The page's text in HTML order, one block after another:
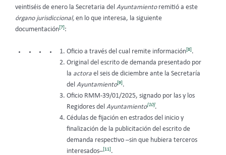
veintiséis de enero la Secretaria del Ayuntamiento remitió a este
órgano jurisdiccional, en lo que interesa, la siguiente
documentación[7]:
Oficio a través del cual remite información[8].
Original del escrito de demanda presentado por
la actorael seis de diciembre ante la Secretaría
delAyuntamiento[9].
Oficio RMM-39/01/2025, signado por las y los
Regidores delAyuntamiento[10].
Cédulas de fijación en estrados del inicio y
finalización de la publicitación del escrito de
demanda respectivo –sin que hubiera terceros
interesados–[11].